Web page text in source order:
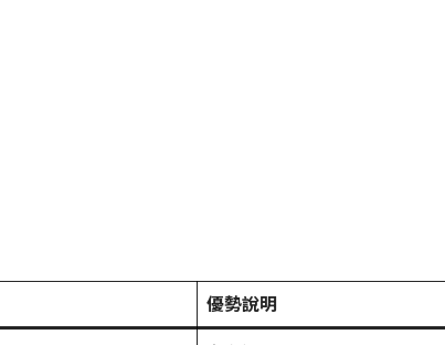
優勢說明